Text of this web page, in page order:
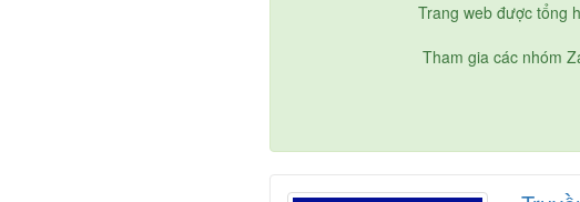
Trang web được tổng
Tham gia các nhóm